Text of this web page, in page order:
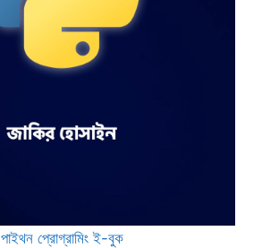
পাইথন প্রোগ্রামিং ই-বুক